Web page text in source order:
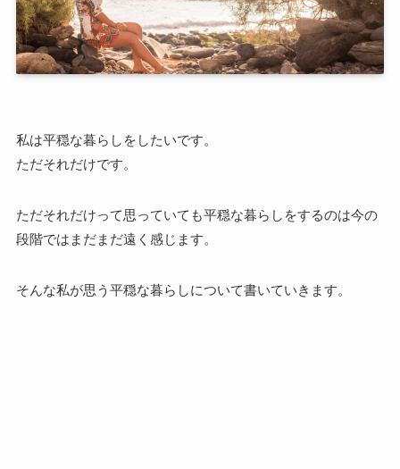
私は平穏な暮らしをしたいです。
ただそれだけです。
ただそれだけって思っていても平穏な暮らしをするのは今の
段階ではまだまだ遠く感じます。
そんな私が思う平穏な暮らしについて書いていきます。